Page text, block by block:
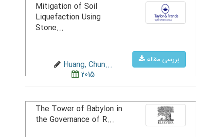
بررسی مقاله
Mitigation of Soil
Liquefaction Using
Stone...
Huang, Chun...
2015
The Tower of Babylon in
the Governance of R...